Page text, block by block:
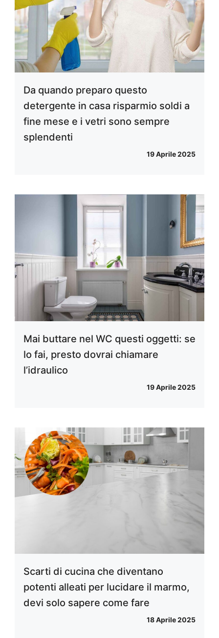
Da quando preparo questo
detergente in casa risparmio soldi a
fine mese e i vetri sono sempre
splendenti
19 Aprile 2025
Mai buttare nel WC questi oggetti: se
lo fai, presto dovrai chiamare
l’idraulico
19 Aprile 2025
Scarti di cucina che diventano
potenti alleati per lucidare il marmo,
devi solo sapere come fare
18 Aprile 2025